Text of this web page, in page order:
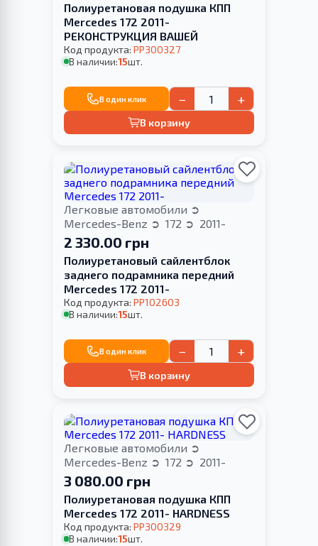
Полиуретановая подушка КПП
Merсedes 172 2011-
РЕКОНСТРУКЦИЯ ВАШЕЙ
Код продукта: PP300327
В наличии:15шт.
В один клик − +
В корзину
Легковые автомобили
Mercedes-Benz
172 2011-
2 330.00 грн
Полиуретановый сайлентблок
заднего подрамника передний
Merсedes 172 2011-
Код продукта: PP102603
В наличии:15шт.
В один клик − +
В корзину
Легковые автомобили
Mercedes-Benz
172 2011-
3 080.00 грн
Полиуретановая подушка КПП
Merсedes 172 2011- HARDNESS
Код продукта: PP300329
В наличии:15шт.